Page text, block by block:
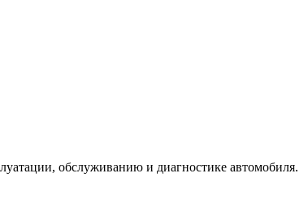
обслуживанию и диагностике автомобиля.